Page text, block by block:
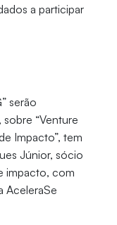
a participar
serão
“Venture
Impacto”, tem
Júnior, sócio
impacto, com
AceleraSe